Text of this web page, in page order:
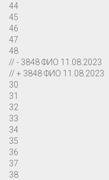
44
45
46
47
48
// - 3848 ФИО 11.08.2023
// + 3848 ФИО 11.08.2023
30
31
32
33
34
35
36
37
38